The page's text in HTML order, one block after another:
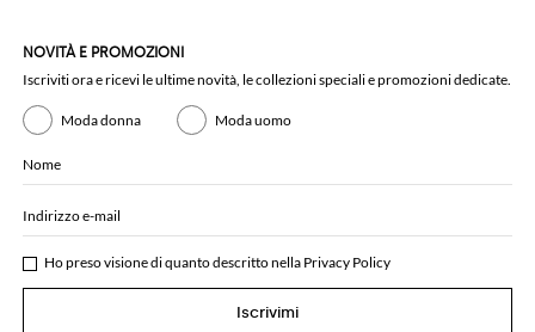
NOVITÀ E PROMOZIONI
Iscriviti ora e ricevi le ultime novità, le collezioni speciali e promozioni dedicate.
Moda donna Moda uomo
Nome
Indirizzo e-mail
Ho preso visione di quanto descritto nella Privacy Policy
Iscrivimi